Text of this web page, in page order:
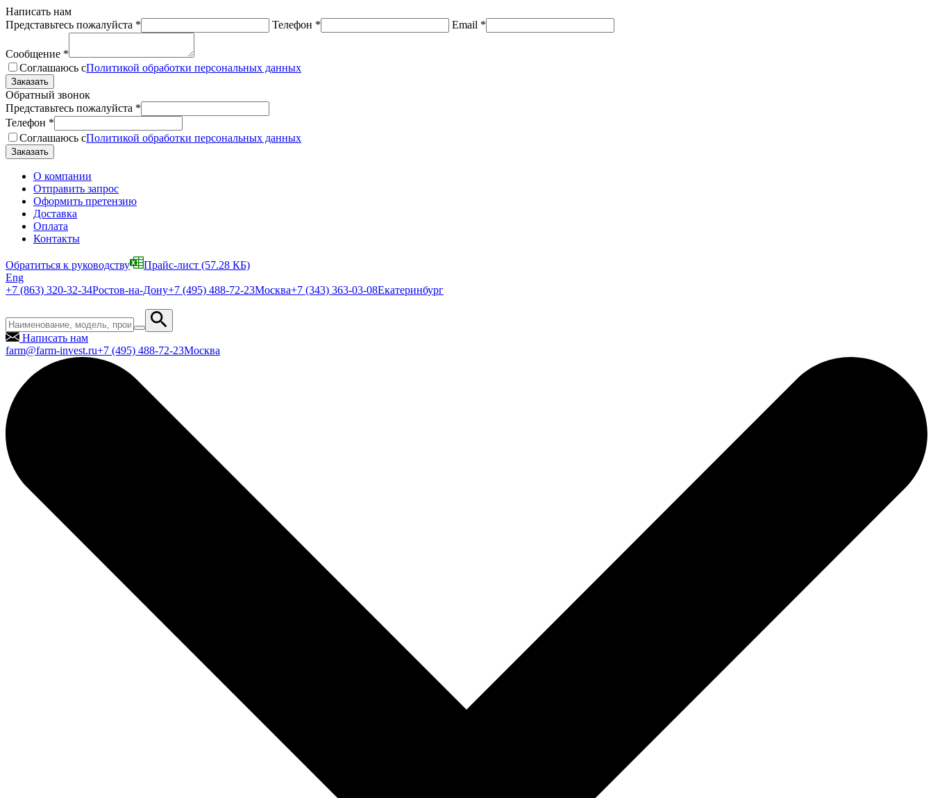
Написать нам
Представьтесь пожалуйста * Телефон * Email *
Сообщение *
Соглашаюсь сПолитикой обработки персональных данных
Обратный звонок
Представьтесь пожалуйста *
Телефон *
Соглашаюсь сПолитикой обработки персональных данных
О компании
Отправить запрос
Оформить претензию
Доставка
Оплата
Контакты
Обратиться к руководству Прайс-лист (57.28 КБ)
Eng
+7 (863) 320-32-34Ростов-на-Дону+7 (495) 488-72-23Москва+7 (343) 363-03-08Екатеринбург
Написать нам
farm@farm-invest.ru+7 (495) 488-72-23Москва